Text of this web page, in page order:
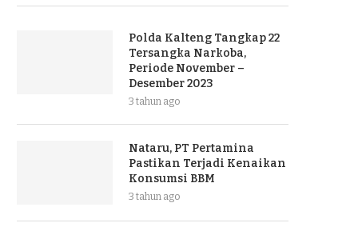
Polda Kalteng Tangkap 22
Tersangka Narkoba,
Periode November –
Desember 2023
3 tahun ago
Nataru, PT Pertamina
Pastikan Terjadi Kenaikan
Konsumsi BBM
3 tahun ago